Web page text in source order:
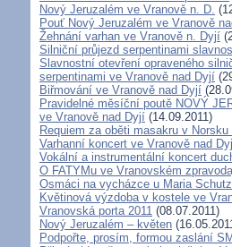
Nový Jeruzalém ve Vranově n. D.
Pouť Nový Jeruzalém ve Vranově
Žehnání varhan ve Vranově n. Dyjí
Silniční průjezd serpentinami
Slavnostní otevření opraveného
serpentinami ve Vranově nad Dyjí
Biřmování ve Vranově nad Dyjí
Pravidelné měsíční poutě NOVÝ
ve Vranově nad Dyjí (14.09.2011)
Requiem za oběti masakru v
Varhanní koncert ve Vranově nad
Vokální a instrumentální koncert
O FATYMu ve Vranovském
Osmáci na vycházce u Maria Schutz
Květinová výzdoba v kostele ve
Vranovská porta 2011 (08.07.2011)
Nový Jeruzalém – květen
Podpořte, prosím, formou zaslání